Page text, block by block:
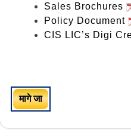
Sales Brochures
Policy Document
CIS LIC’s Digi
मागे जा